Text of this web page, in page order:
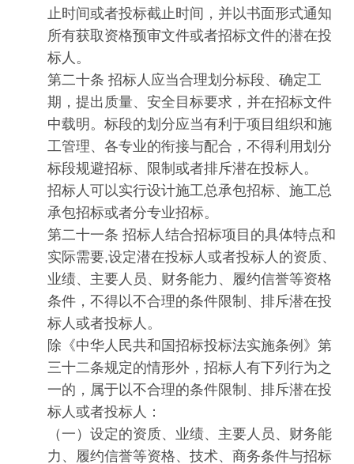
止时间或者投标截止时间，并以书面形式通知
所有获取资格预审文件或者招标文件的潜在投
标人。
第二十条 招标人应当合理划分标段、确定工
期，提出质量、安全目标要求，并在招标文件
中载明。标段的划分应当有利于项目组织和施
工管理、各专业的衔接与配合，不得利用划分
标段规避招标、限制或者排斥潜在投标人。
招标人可以实行设计施工总承包招标、施工总
承包招标或者分专业招标。
第二十一条 招标人结合招标项目的具体特点和
实际需要,设定潜在投标人或者投标人的资质、
业绩、主要人员、财务能力、履约信誉等资格
条件，不得以不合理的条件限制、排斥潜在投
标人或者投标人。
除《中华人民共和国招标投标法实施条例》第
三十二条规定的情形外，招标人有下列行为之
一的，属于以不合理的条件限制、排斥潜在投
标人或者投标人：
（一）设定的资质、业绩、主要人员、财务能
力、履约信誉等资格、技术、商务条件与招标